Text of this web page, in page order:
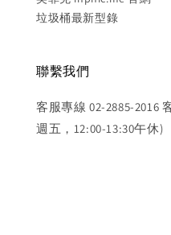
垃圾桶最新型錄
聯繫我們
客服專線 02-2885-2016
週五，12:00-13:30午休)